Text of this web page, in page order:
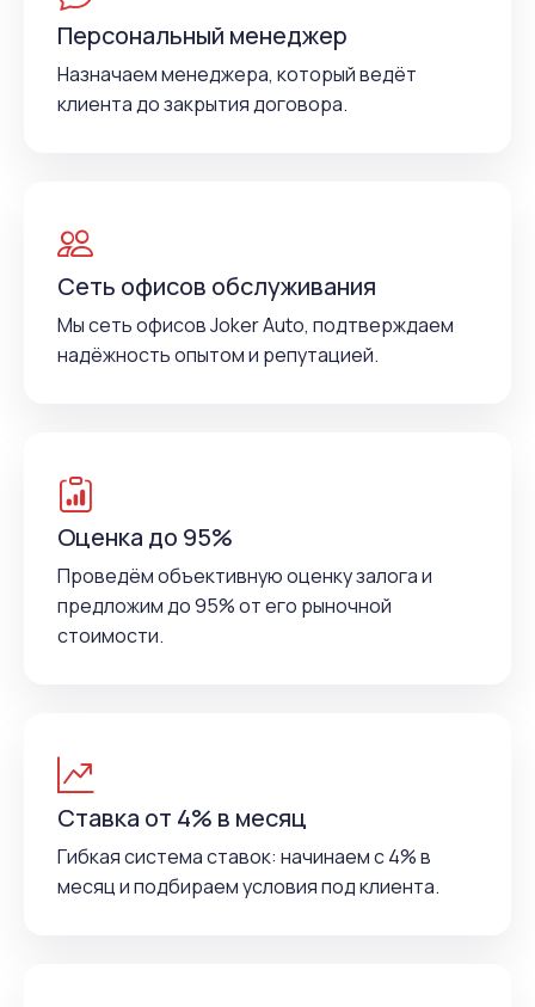
Персональный менеджер
Назначаем менеджера, который ведёт
клиента до закрытия договора.
Сеть офисов обслуживания
Мы сеть офисов Joker Auto, подтверждаем
надёжность опытом и репутацией.
Оценка до 95%
Проведём объективную оценку залога и
предложим до 95% от его рыночной
стоимости.
Ставка от 4% в месяц
Гибкая система ставок: начинаем с 4% в
месяц и подбираем условия под клиента.